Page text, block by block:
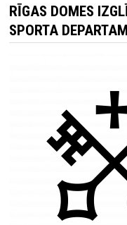
RĪGAS DOMES
SPORTA